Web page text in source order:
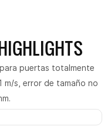
puertas totalmente
s, error de tamaño no